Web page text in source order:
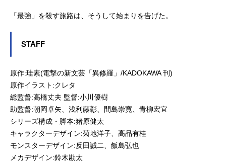
「最強」を殺す旅路は、そうして始まりを告げた。
STAFF
原作:珪素(電撃の新文芸「異修羅」/KADOKAWA 刊)
原作イラスト:クレタ
総監督:高橋丈夫 監督:小川優樹
助監督:朝岡卓矢、浅利藤彰、間島崇寛、青柳宏宜
シリーズ構成・脚本:猪原健太
キャラクターデザイン:菊地洋子、高品有桂
モンスターデザイン:反田誠二、飯島弘也
メカデザイン:鈴木勘太